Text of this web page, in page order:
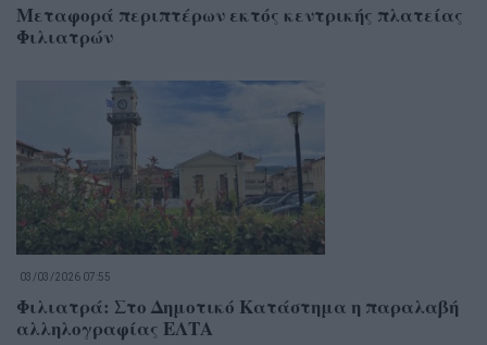
Μεταφορά περιπτέρων εκτός κεντρικής πλατείας
Φιλιατρών
03/03/2026 07:55
Φιλιατρά: Στο Δημοτικό Κατάστημα η παραλαβή
αλληλογραφίας ΕΛΤΑ